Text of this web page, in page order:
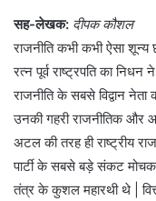
सह-लेखक: दीपक कौशल
राजनीति कभी कभी ऐसा
रत्न पूर्व राष्ट्रपति का निधन
राजनीति के सबसे विद्वान
उनकी गहरी राजनीतिक और
अटल की तरह ही राष्ट्रीय
पार्टी के सबसे बड़े संकट
तंत्र के कुशल महारथी थे |